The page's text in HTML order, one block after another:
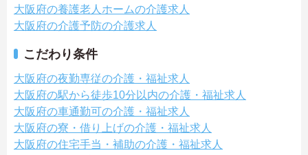
大阪府の養護老人ホームの介護求人
大阪府の介護予防の介護求人
こだわり条件
大阪府の夜勤専従の介護・福祉求人
大阪府の駅から徒歩10分以内の介護・福祉求人
大阪府の車通勤可の介護・福祉求人
大阪府の寮・借り上げの介護・福祉求人
大阪府の住宅手当・補助の介護・福祉求人